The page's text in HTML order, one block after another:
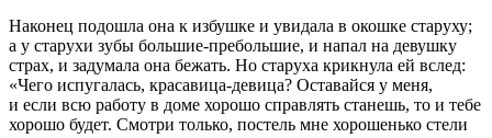
Наконец подошла она к избушке и увидала в окошке старуху;
а у старухи зубы большие-пребольшие, и напал на девушку
страх, и задумала она бежать. Но старуха крикнула ей вслед:
«Чего испугалась, красавица-девица? Оставайся у меня,
и если всю работу в доме хорошо справлять станешь, то и тебе
хорошо будет. Смотри только, постель мне хорошенько стели